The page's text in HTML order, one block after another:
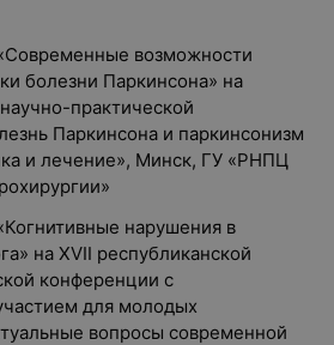
возможности
болезни Паркинсона» на
практической
Паркинсона и паркинсонизм
и лечение», Минск, ГУ «РНПЦ
нарушения в
на XVII республиканской
конференции с
для молодых
вопросы современной